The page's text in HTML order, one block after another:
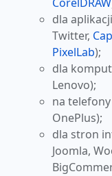
CorelDRAW
dla
Twitter,
PixelLab);
dla
Lenovo);
na
OnePlus);
dla stron
Joomla,